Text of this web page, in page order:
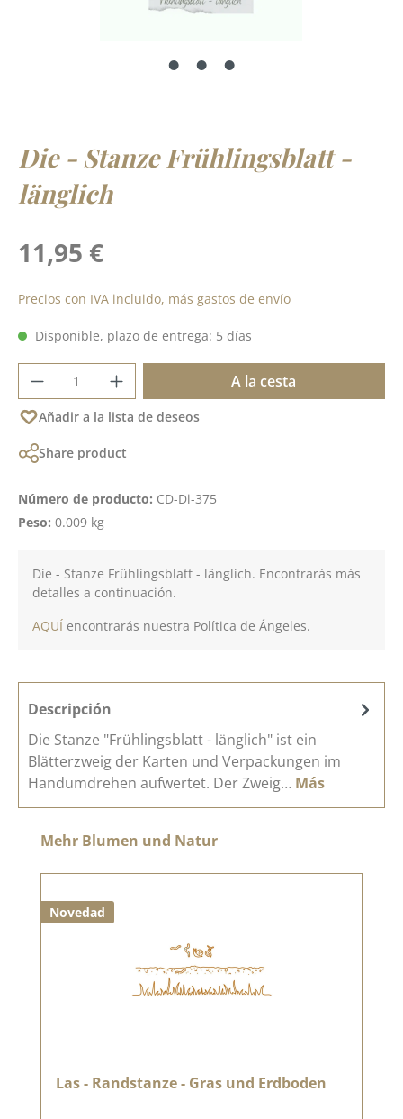
Die - Stanze Frühlingsblatt -
länglich
Precio normal:
11,95 €
Precios con IVA incluido, más gastos de envío
Disponible, plazo de entrega: 5 días
Cantidad del producto: introduce la
A la cesta
Añadir a la lista de deseos
Share product
Número de producto: CD-Di-375
Peso: 0.009 kg
Die - Stanze Frühlingsblatt - länglich. Encontrarás más
detalles a continuación.
AQUÍ encontrarás nuestra Política de Ángeles.
Descripción
Die Stanze "Frühlingsblatt - länglich" ist ein
Blätterzweig der Karten und Verpackungen im
Handumdrehen aufwertet. Der Zweig… Más
Omitir la galería de productos
Mehr Blumen und Natur
Novedad
Las - Randstanze - Gras und Erdboden